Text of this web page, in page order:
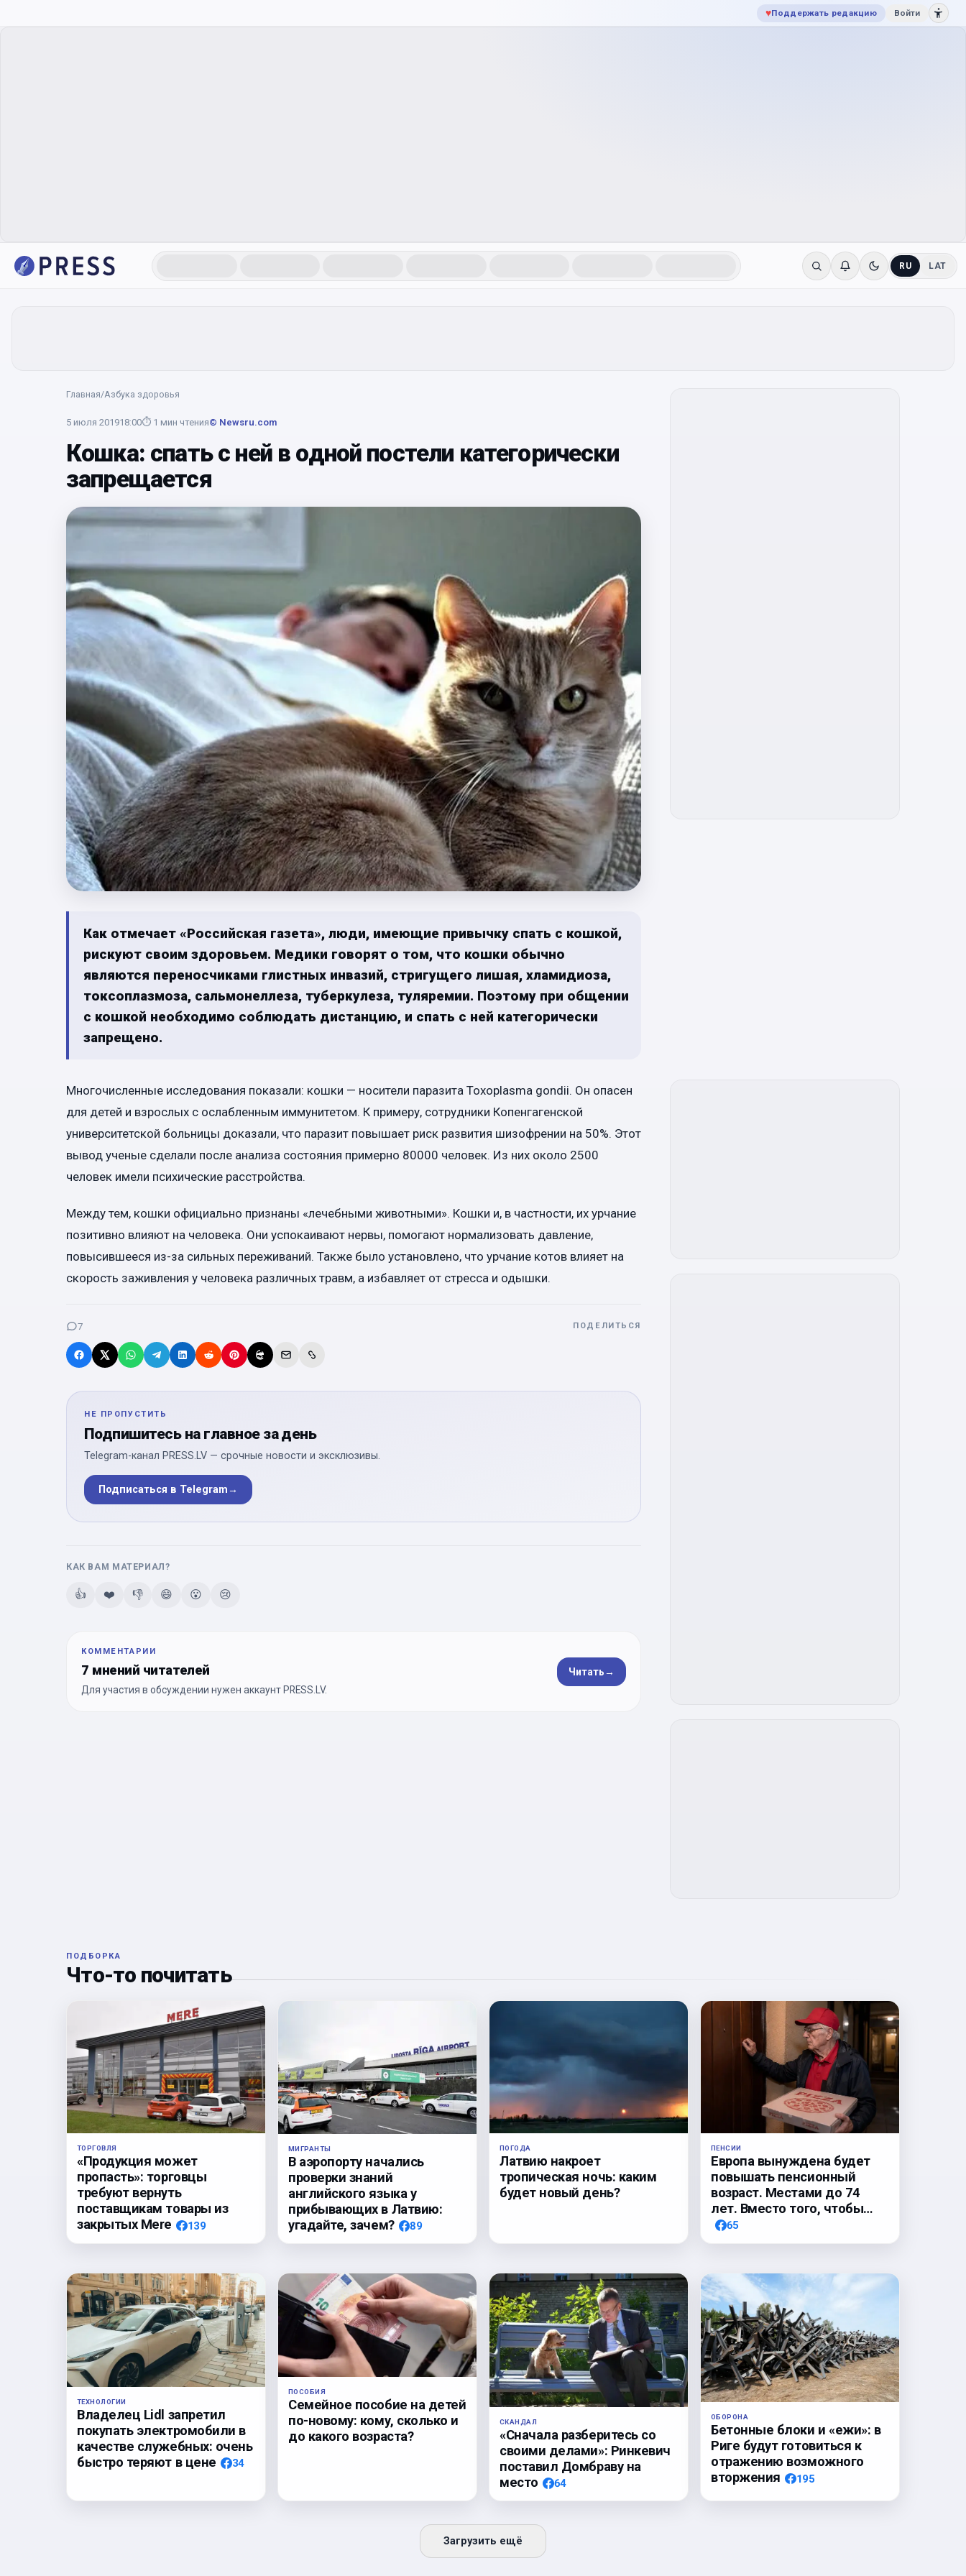
♥Поддержать редакцию Войти
RU LAT
Главная/Азбука здоровья
5 июля 201918:00⏱ 1 мин чтения© Newsru.com
Кошка: спать с ней в одной постели категорически
запрещается
Как отмечает «Российская газета», люди, имеющие привычку спать с кошкой,
рискуют своим здоровьем. Медики говорят о том, что кошки обычно
являются переносчиками глистных инвазий, стригущего лишая, хламидиоза,
токсоплазмоза, сальмонеллеза, туберкулеза, туляремии. Поэтому при общении
с кошкой необходимо соблюдать дистанцию, и спать с ней категорически
запрещено.
Многочисленные исследования показали: кошки — носители паразита Toxoplasma gondii. Он опасен
для детей и взрослых с ослабленным иммунитетом. К примеру, сотрудники Копенгагенской
университетской больницы доказали, что паразит повышает риск развития шизофрении на 50%. Этот
вывод ученые сделали после анализа состояния примерно 80000 человек. Из них около 2500
человек имели психические расстройства.
Между тем, кошки официально признаны «лечебными животными». Кошки и, в частности, их урчание
позитивно влияют на человека. Они успокаивают нервы, помогают нормализовать давление,
повысившееся из-за сильных переживаний. Также было установлено, что урчание котов влияет на
скорость заживления у человека различных травм, а избавляет от стресса и одышки.
7 ПОДЕЛИТЬСЯ
НЕ ПРОПУСТИТЬ
Подпишитесь на главное за день
Telegram-канал PRESS.LV — срочные новости и эксклюзивы.
Подписаться в Telegram→
КАК ВАМ МАТЕРИАЛ?
👍 ❤️ 👎 😄 😮 😢
КОММЕНТАРИИ
7 мнений читателей
Для участия в обсуждении нужен аккаунт PRESS.LV.
Читать→
ПОДБОРКА
Что-то почитать
ТОРГОВЛЯ
«Продукция может
пропасть»: торговцы
требуют вернуть
поставщикам товары из
закрытых Mere
139
МИГРАНТЫ
В аэропорту начались
проверки знаний
английского языка у
прибывающих в Латвию:
угадайте, зачем?
89
ПОГОДА
Латвию накроет
тропическая ночь: каким
будет новый день?
ПЕНСИИ
Европа вынуждена будет
повышать пенсионный
возраст. Местами до 74
лет. Вместо того, чтобы…
65
ТЕХНОЛОГИИ
Владелец Lidl запретил
покупать электромобили в
качестве служебных: очень
быстро теряют в цене
34
ПОСОБИЯ
Семейное пособие на детей
по-новому: кому, сколько и
до какого возраста?
СКАНДАЛ
«Сначала разберитесь со
своими делами»: Ринкевич
поставил Домбраву на
место
64
ОБОРОНА
Бетонные блоки и «ежи»: в
Риге будут готовиться к
отражению возможного
вторжения
195
Загрузить ещё